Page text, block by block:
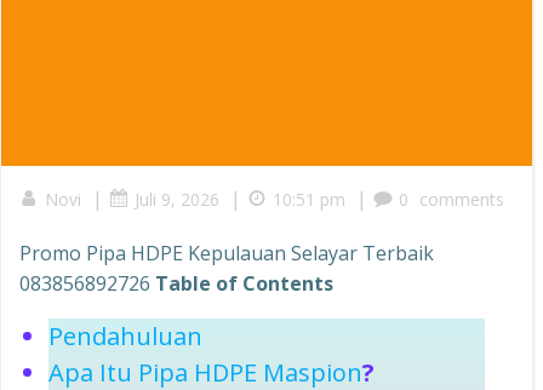
Novi | Juli 9, 2026 | 10:51 pm | 0 comments
Promo Pipa HDPE Kepulauan Selayar Terbaik
083856892726 Table of Contents
Pendahuluan
Apa Itu Pipa HDPE Maspion?